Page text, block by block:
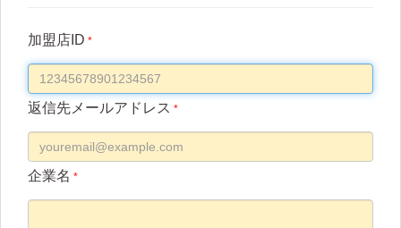
加盟店ID *
返信先メールアドレス *
企業名 *